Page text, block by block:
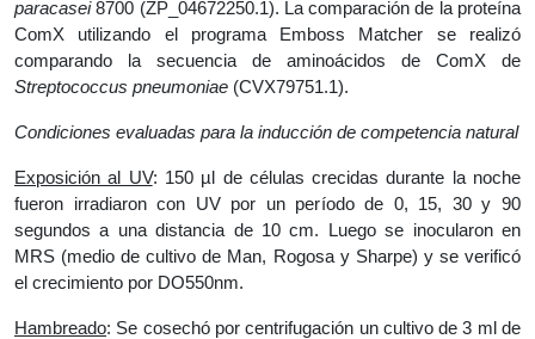
paracasei8700 (ZP_04672250.1). La comparación de la proteína
ComX utilizando el programa Emboss Matcher se realizó
comparando la secuencia de aminoácidos de ComX de
Streptococcus pneumoniae (CVX79751.1).
Condiciones evaluadas para la inducción de competencia natural
Exposición al UV: 150 µl de células crecidas durante la noche
fueron irradiaron con UV por un período de 0, 15, 30 y 90
segundos a una distancia de 10 cm. Luego se inocularon en
MRS (medio de cultivo de Man, Rogosa y Sharpe) y se verificó
el crecimiento por DO550nm.
Hambreado: Se cosechó por centrifugación un cultivo de 3 ml de